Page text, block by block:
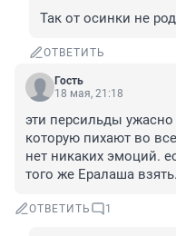
Так от осинки не
ОТВЕТИТЬ
Гость
18 мая, 21:18
эти персильды
которую пихают во
нет никаких эмоций.
того же Ералаша
ОТВЕТИТЬ 1